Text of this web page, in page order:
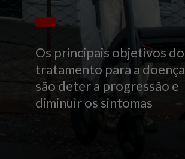
Os principais objetivos do
tratamento para a doença
são deter a progressão e
diminuir os sintomas